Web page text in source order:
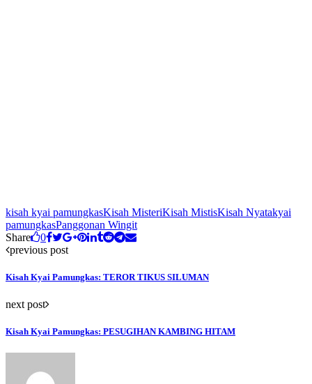
kisah kyai pamungkasKisah MisteriKisah MistisKisah Nyatakyai
pamungkasPanggonan Wingit
Share
0
previous post
Kisah Kyai Pamungkas: TEROR TIKUS SILUMAN
next post
Kisah Kyai Pamungkas: PESUGIHAN KAMBING HITAM